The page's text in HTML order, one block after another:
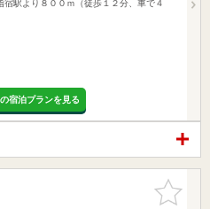
駅より８００ｍ（徒歩１２分、車で４
宿泊プランを見る
お気に入
りに追加